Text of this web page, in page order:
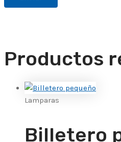
Productos
Lamparas
Billetero